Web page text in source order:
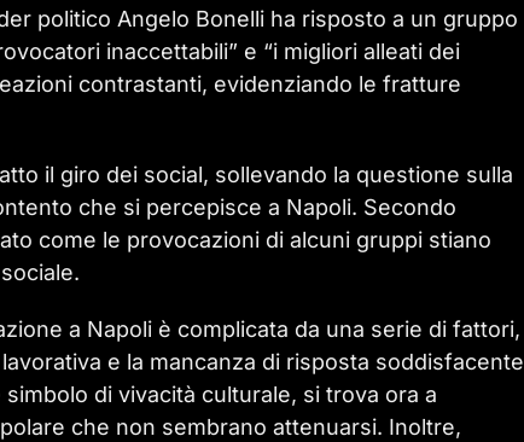
politico Angelo Bonelli ha risposto a un gruppo
inaccettabili” e “i migliori alleati dei
contrastanti, evidenziando le fratture
il giro dei social, sollevando la questione sulla
che si percepisce a Napoli. Secondo
come le provocazioni di alcuni gruppi stiano
a Napoli è complicata da una serie di fattori,
e la mancanza di risposta soddisfacente
di vivacità culturale, si trova ora a
che non sembrano attenuarsi. Inoltre,